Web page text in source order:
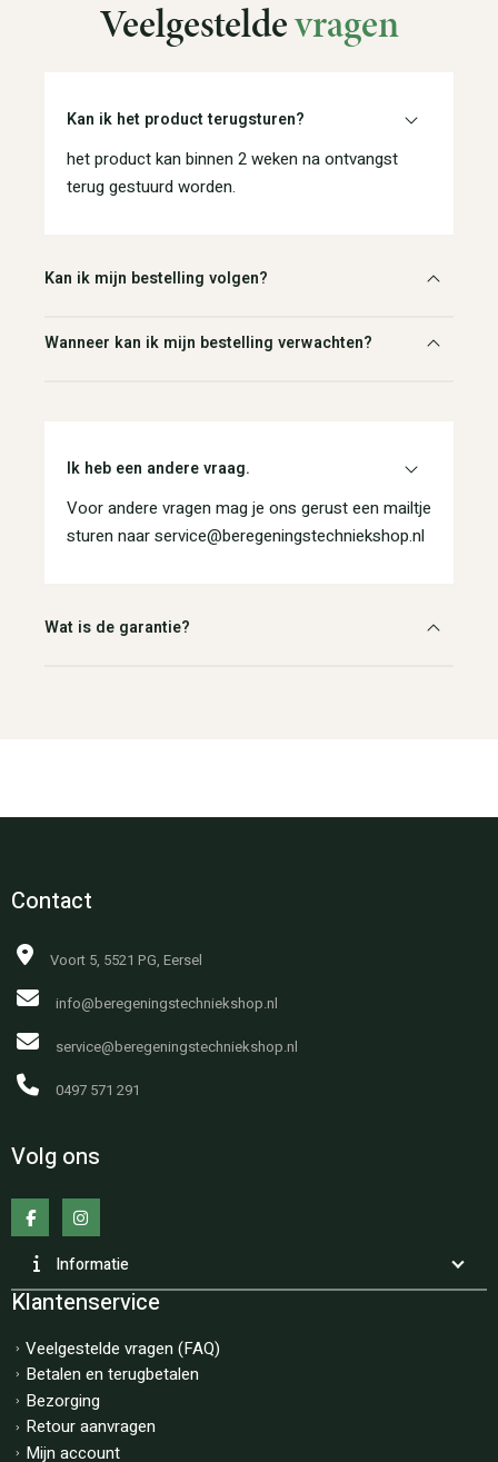
Veelgesteldevragen
Kan ik het product terugsturen?
het product kan binnen 2 weken na ontvangst
terug gestuurd worden.
Kan ik mijn bestelling volgen?
Wanneer kan ik mijn bestelling verwachten?
Ik heb een andere vraag.
Voor andere vragen mag je ons gerust een mailtje
sturen naar service@beregeningstechniekshop.nl
Wat is de garantie?
Contact
Voort 5, 5521 PG, Eersel
info@beregeningstechniekshop.nl
service@beregeningstechniekshop.nl
0497 571 291
Volg ons
Informatie
Klantenservice
Veelgestelde vragen (FAQ)
Betalen en terugbetalen
Bezorging
Retour aanvragen
Mijn account